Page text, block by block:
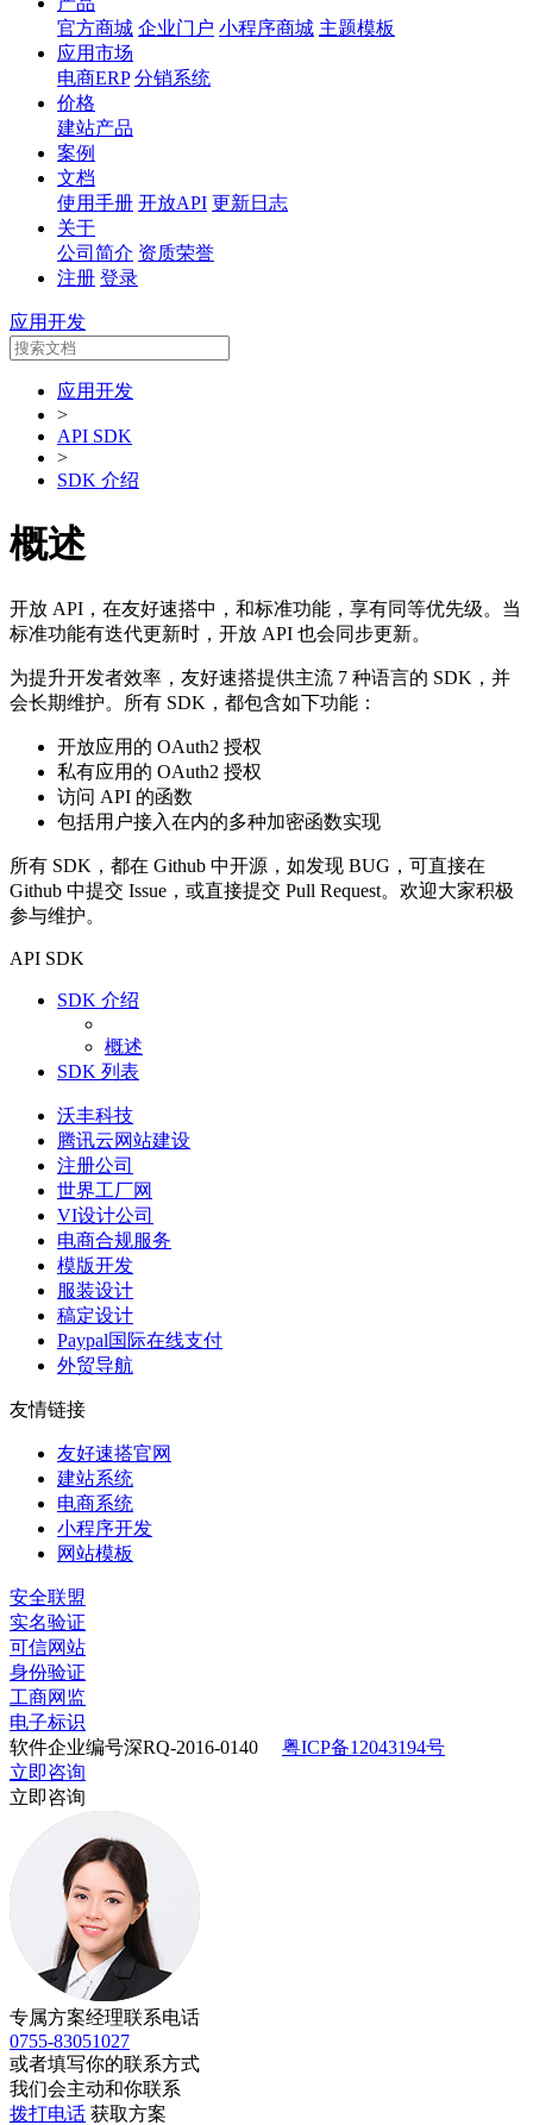
官方商城 企业门户 小程序商城 主题模板
应用市场
电商ERP 分销系统
价格
建站产品
案例
文档
使用手册 开放API 更新日志
关于
公司简介 资质荣誉
注册 登录
应用开发
应用开发
>
API SDK
>
SDK 介绍
概述
开放 API，在友好速搭中，和标准功能，享有同等优先级。当
标准功能有迭代更新时，开放 API 也会同步更新。
为提升开发者效率，友好速搭提供主流 7 种语言的 SDK，并
会长期维护。所有 SDK，都包含如下功能：
开放应用的 OAuth2 授权
私有应用的 OAuth2 授权
访问 API 的函数
包括用户接入在内的多种加密函数实现
所有 SDK，都在 Github 中开源，如发现 BUG，可直接在
Github 中提交 Issue，或直接提交 Pull Request。欢迎大家积极
参与维护。
API SDK
SDK 介绍
概述
SDK 列表
沃丰科技
腾讯云网站建设
注册公司
世界工厂网
VI设计公司
电商合规服务
模版开发
服装设计
稿定设计
Paypal国际在线支付
外贸导航
友情链接
友好速搭官网
建站系统
电商系统
小程序开发
网站模板
安全联盟
实名验证
可信网站
身份验证
工商网监
电子标识
软件企业编号深RQ-2016-0140
粤ICP备12043194号
立即咨询
立即咨询
专属方案经理联系电话
0755-83051027
或者填写你的联系方式
我们会主动和你联系
拨打电话 获取方案